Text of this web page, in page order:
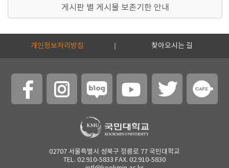
게시판 별 게시물 보존기한 안내
개인정보처리방침 찾아오시는 길
02707 서울특별시 성북구 정릉로 77 국민대학교
TEL. 02.910-5833 FAX. 02.910-5830